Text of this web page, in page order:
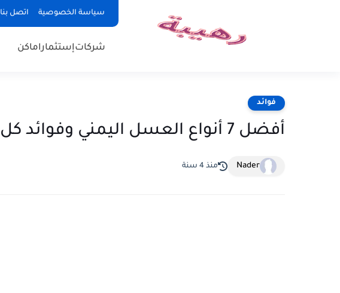
سياسة الخصوصية اتصل بنا
شركاتإستثماراماكن
فوائد
أفضل 7 أنواع العسل اليمني وفوائد كل نوع
Nader منذ 4 سنة